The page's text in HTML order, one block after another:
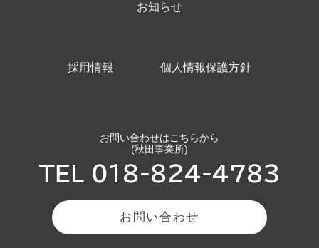
お知らせ
採用情報 個人情報保護方針
お問い合わせはこちらから
(秋田事業所)
TEL 018-824-4783
お問い合わせ